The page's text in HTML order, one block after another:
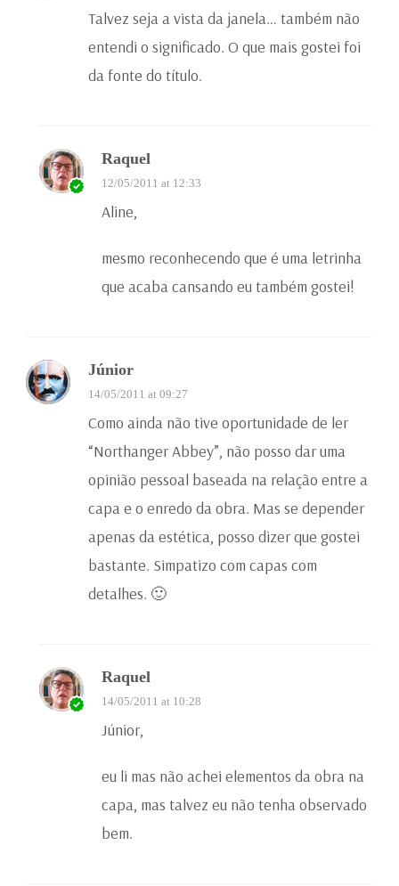
Talvez seja a vista da janela… também não
entendi o significado. O que mais gostei foi
da fonte do título.
Raquel
12/05/2011 at 12:33
Aline,
mesmo reconhecendo que é uma letrinha
que acaba cansando eu também gostei!
Júnior
14/05/2011 at 09:27
Como ainda não tive oportunidade de ler
“Northanger Abbey”, não posso dar uma
opinião pessoal baseada na relação entre a
capa e o enredo da obra. Mas se depender
apenas da estética, posso dizer que gostei
bastante. Simpatizo com capas com
detalhes. 🙂
Raquel
14/05/2011 at 10:28
Júnior,
eu li mas não achei elementos da obra na
capa, mas talvez eu não tenha observado
bem.